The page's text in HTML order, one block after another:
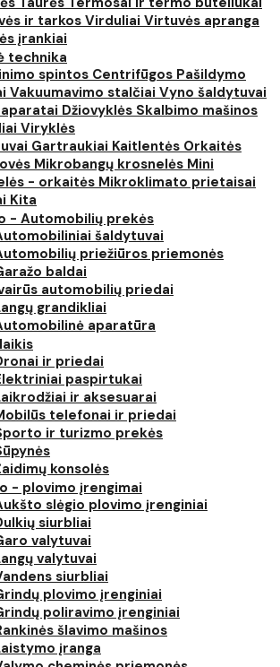
ir tarkos Virduliai Virtuvės apranga
įrankiai
technika
spintos Centrifūgos Pašildymo
Vakuumavimo stalčiai Vyno šaldytuvai
aparatai Džiovyklės Skalbimo mašinos
Viryklės
Gartraukiai Kaitlentės Orkaitės
Mikrobangų krosnelės Mini
- orkaitės Mikroklimato prietaisai
Kita
- Automobilių prekės
šaldytuvai
priežiūros priemonės
baldai
automobilių priedai
grandikliai
aparatūra
ir priedai
paspirtukai
ir aksesuarai
telefonai ir priedai
ir turizmo prekės
konsolės
- plovimo įrengimai
slėgio plovimo įrenginiai
siurbliai
valytuvai
valytuvai
siurbliai
plovimo įrenginiai
poliravimo įrenginiai
šlavimo mašinos
įranga